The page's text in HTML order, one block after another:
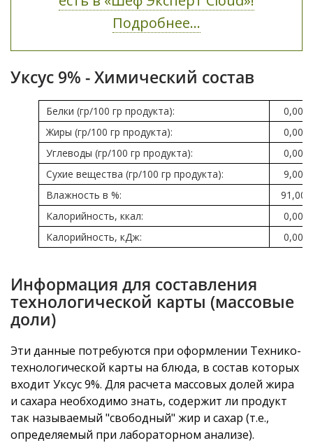
Подробнее...
Уксус 9% - Химический состав
Белки (гр/100 гр продукта):
0,00
Жиры (гр/100 гр продукта):
0,00
Углеводы (гр/100 гр продукта):
0,00
Сухие вещества (гр/100 гр продукта):
9,00
Влажность в %:
91,00
Калорийность, ккал:
0,00
Калорийность, кДж:
0,00
Информация для составления
технологической карты (массовые
доли)
Эти данные потребуются при оформлении Технико-
технологической карты на блюда, в состав которых
входит Уксус 9%. Для расчета массовых долей жира
и сахара необходимо знать, содержит ли продукт
так называемый "свободный" жир и сахар (т.е.,
определяемый при лабораторном анализе).